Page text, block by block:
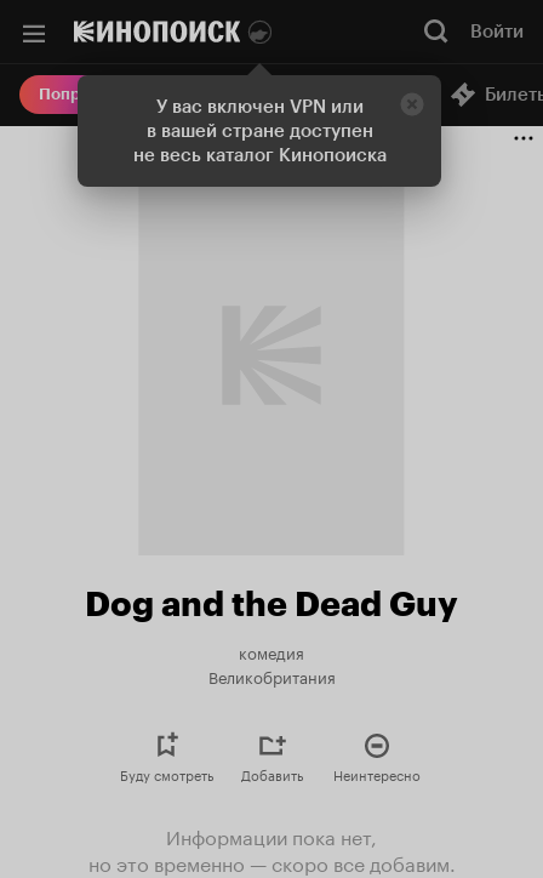
У вас включен VPN или
в вашей стране доступен
не весь каталог Кинопоиска
Войти
Попробовать Плюс Онлайн-кинотеатр
Dog and the Dead Guy
комедия
Великобритания
Буду смотреть Добавить Неинтересно
Информации пока нет,
но это временно — скоро все добавим.